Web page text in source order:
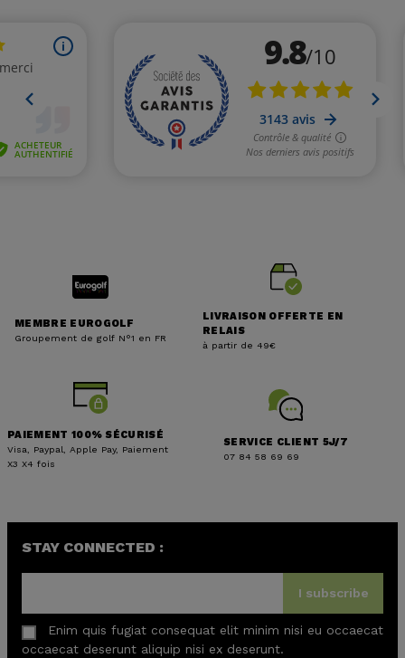
MEMBRE EUROGOLF
Groupement de golf N°1 en FR
LIVRAISON OFFERTE EN
RELAIS
à partir de 49€
PAIEMENT 100% SÉCURISÉ
Visa, Paypal, Apple Pay, Paiement
X3 X4 fois
SERVICE CLIENT 5J/7
07 84 58 69 69
STAY CONNECTED :
I subscribe
Enim quis fugiat consequat elit minim nisi eu occaecat
occaecat deserunt aliquip nisi ex deserunt.